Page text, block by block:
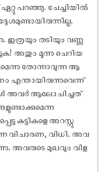
പറഞ്ഞു. ചേച്ചിയിൽ
ഇത്രയും തടിയും വണ്ണ
അതും മൂന്നു ചെറിയ
തോന്നാവുന്ന ആ
എന്തായിരുന്നുവെന്ന്
അവർ ആലോചിച്ചത്
കുട്ടികളെ അറസ്റ്റു
വിചാരണ, വിധി. അവ
അവരുടെ മുഖവും വിള